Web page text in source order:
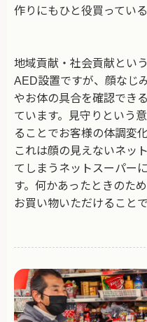
作りにもひと役買ってい
地域貢献・社会貢献とい
AED設置ですが、顔なじ
やお体の具合を確認でき
ています。見守りという
ることでお客様の体調変
これは顔の見えないネッ
てしまうネットスーパー
す。何かあったときのた
お買い物いただけることで